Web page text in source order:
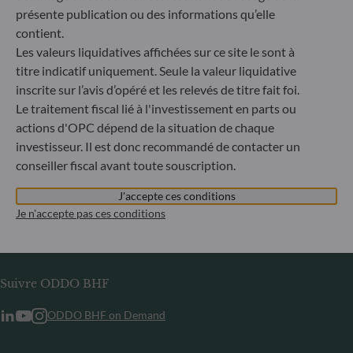
ou tout organisme établi en Russie ou en Biélorussie, à
l’exception des ressortissants d’un État membre de l’Union
européenne et aux personnes physiques titulaires d’un titre
de séjour temporaire ou permanent dans un État membre.
Informations
Informations réglementaires
Carrières
Suivre ODDO BHF
ODDO BHF on Demand
présente publication ou des informations qu’elle
contient.
Les valeurs liquidatives affichées sur ce site le sont à
titre indicatif uniquement. Seule la valeur liquidative
inscrite sur l’avis d’opéré et les relevés de titre fait foi.
Le traitement fiscal lié à l'investissement en parts ou
actions d'OPC dépend de la situation de chaque
investisseur. Il est donc recommandé de contacter un
conseiller fiscal avant toute souscription.
J'accepte ces conditions
Je n'accepte pas ces conditions